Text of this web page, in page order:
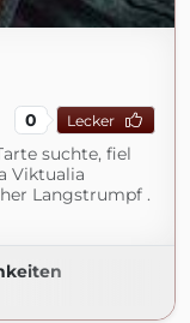
0 Lecker
suchte, fiel
Viktualia
Langstrumpf .